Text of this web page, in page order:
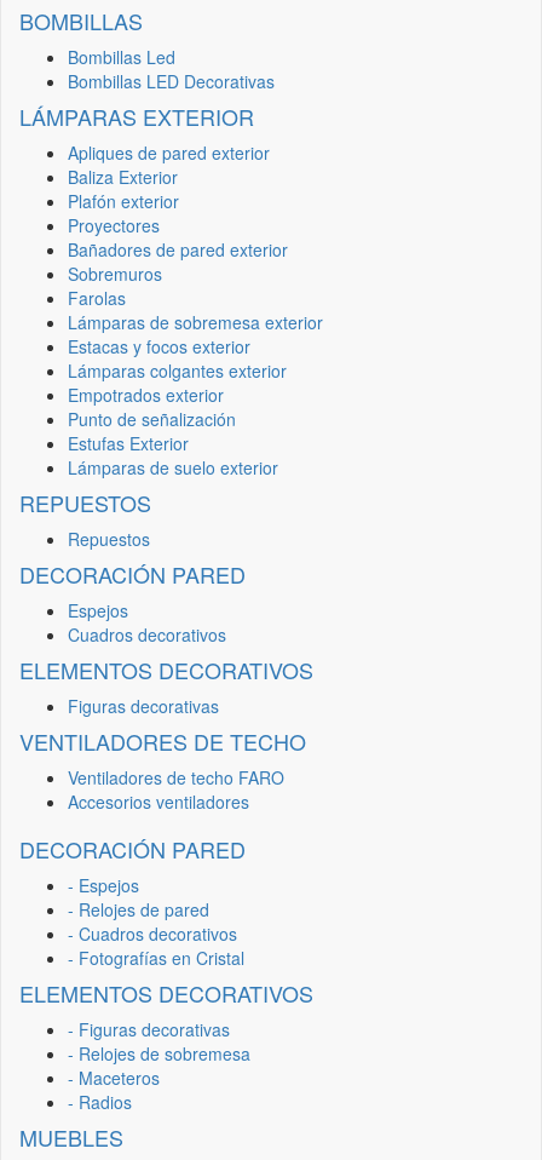
BOMBILLAS
Bombillas Led
Bombillas LED Decorativas
LÁMPARAS EXTERIOR
Apliques de pared exterior
Baliza Exterior
Plafón exterior
Proyectores
Bañadores de pared exterior
Sobremuros
Farolas
Lámparas de sobremesa exterior
Estacas y focos exterior
Lámparas colgantes exterior
Empotrados exterior
Punto de señalización
Estufas Exterior
Lámparas de suelo exterior
REPUESTOS
Repuestos
DECORACIÓN PARED
Espejos
Cuadros decorativos
ELEMENTOS DECORATIVOS
Figuras decorativas
VENTILADORES DE TECHO
Ventiladores de techo FARO
Accesorios ventiladores
DECORACIÓN PARED
- Espejos
- Relojes de pared
- Cuadros decorativos
- Fotografías en Cristal
ELEMENTOS DECORATIVOS
- Figuras decorativas
- Relojes de sobremesa
- Maceteros
- Radios
MUEBLES